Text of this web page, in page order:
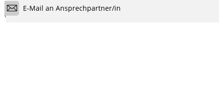
E-Mail an Ansprechpartner/in